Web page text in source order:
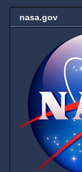
nasa.gov